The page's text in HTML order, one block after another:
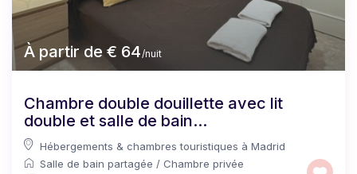
À partir de € 64/nuit
Chambre double douillette avec lit
double et salle de bain...
Hébergements & chambres touristiques à Madrid
Salle de bain partagée /Chambre privée